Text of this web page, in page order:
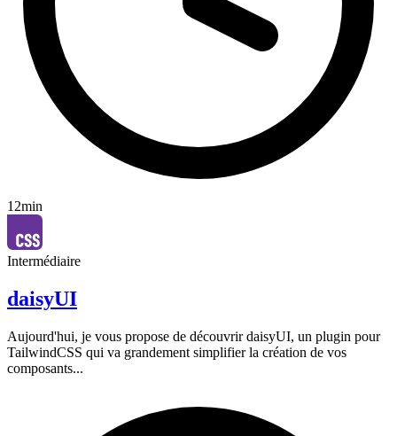
12min
Intermédiaire
daisyUI
Aujourd'hui, je vous propose de découvrir daisyUI, un plugin pour
TailwindCSS qui va grandement simplifier la création de vos
composants...